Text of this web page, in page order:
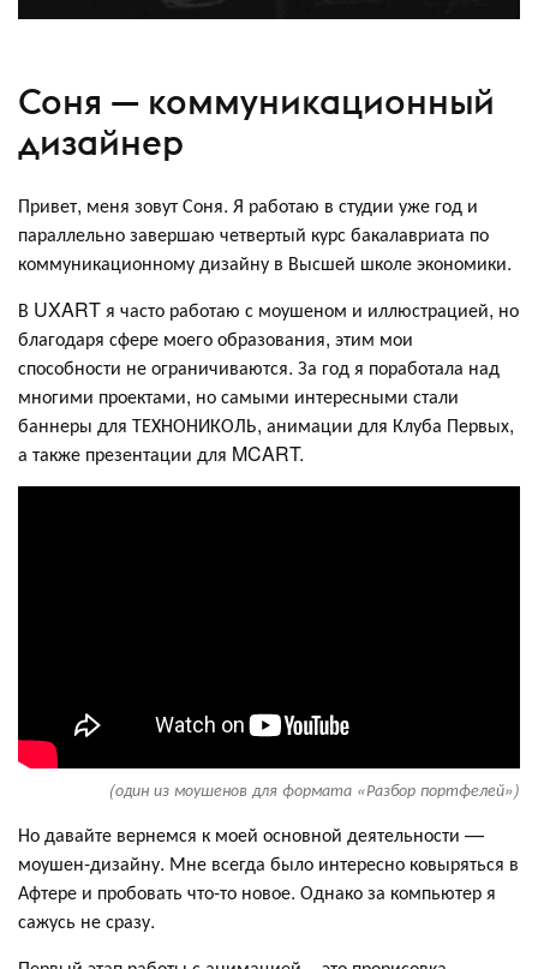
Соня — коммуникационный
дизайнер
Привет, меня зовут Соня. Я работаю в студии уже год и
параллельно завершаю четвертый курс бакалавриата по
коммуникационному дизайну в Высшей школе экономики.
В UXART я часто работаю с моушеном и иллюстрацией, но
благодаря сфере моего образования, этим мои
способности не ограничиваются. За год я поработала над
многими проектами, но самыми интересными стали
баннеры для ТЕХНОНИКОЛЬ, анимации для Клуба Первых,
а также презентации для MCART.
(один из моушенов для формата «Разбор портфелей»)
Но давайте вернемся к моей основной деятельности —
моушен-дизайну. Мне всегда было интересно ковыряться в
Афтере и пробовать что-то новое. Однако за компьютер я
сажусь не сразу.